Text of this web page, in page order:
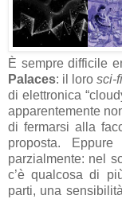
È sempre difficile
Palaces: il lorosci-
di elettronica
apparentemente
di fermarsi alla
proposta.
parzialmente: nel
c’è qualcosa di
parti, una